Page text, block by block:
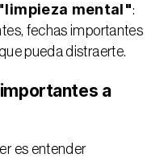
mental":
fechas importantes
pueda distraerte.
a
es entender